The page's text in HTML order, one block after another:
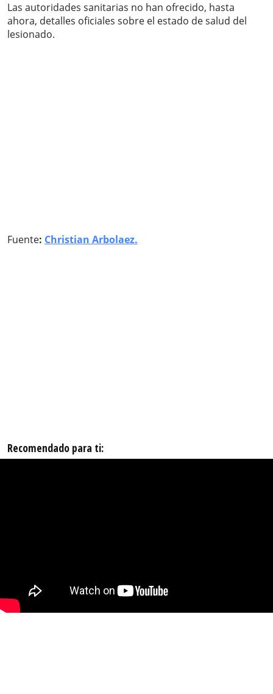
Las autoridades sanitarias no han ofrecido, hasta
ahora, detalles oficiales sobre el estado de salud del
lesionado.
Fuente: Christian Arbolaez.
Recomendado para ti: